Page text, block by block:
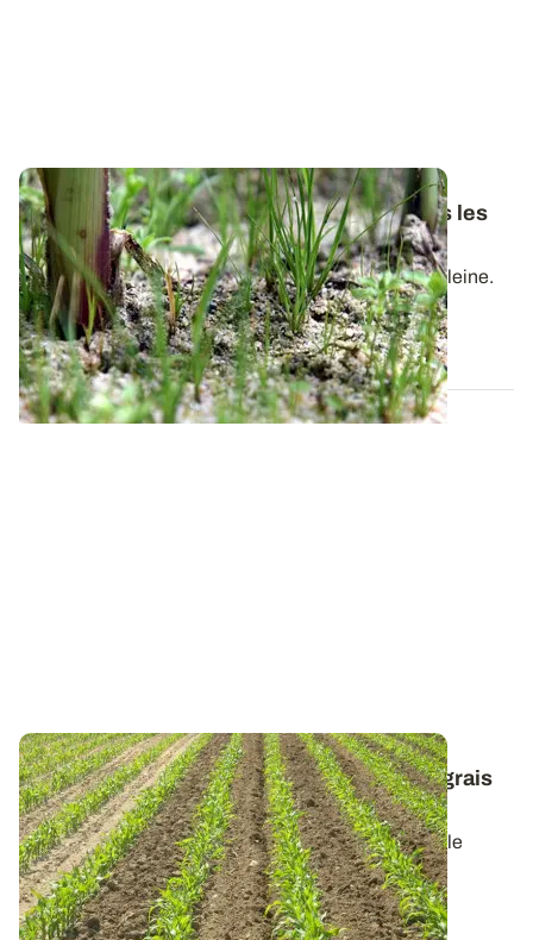
Maïs : anticiper pour choisir les herbicides les
plus efficaces contre le ray-grass
Venir à bout du ray-grass est un travail de longue haleine.
En parcelle infestée, le...
11 DÉC. 2025
Fertilisation du maïs : ajuster la dose d'engrais
azoté à la parcelle
L'ajustement de la dose d'engrais azotés à la parcelle
passe par un calcul rigoureux des...
01 MAI 2024